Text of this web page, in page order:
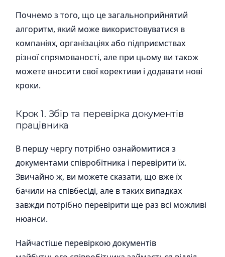
Почнемо з того, що це загальноприйнятий
алгоритм, який може використовуватися в
компаніях, організаціях або підприємствах
різної спрямованості, але при цьому ви також
можете вносити свої корективи і додавати нові
кроки.
Крок 1. Збір та перевірка документів
працівника
В першу чергу потрібно ознайомитися з
документами співробітника і перевірити їх.
Звичайно ж, ви можете сказати, що вже їх
бачили на співбесіді, але в таких випадках
завжди потрібно перевірити ще раз всі можливі
нюанси.
Найчастіше перевіркою документів